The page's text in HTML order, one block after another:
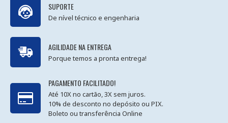
SUPORTE
De nível técnico e engenharia
AGILIDADE NA ENTREGA
Porque temos a pronta entrega!
PAGAMENTO FACILITADO!
Até 10X no cartão, 3X sem juros.
10% de desconto no depósito ou PIX.
Boleto ou transferência Online